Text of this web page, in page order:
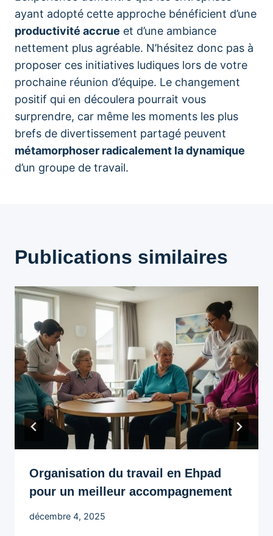
ayant adopté cette approche bénéficient d’une
productivité accrue et d’une ambiance
nettement plus agréable. N’hésitez donc pas à
proposer ces initiatives ludiques lors de votre
prochaine réunion d’équipe. Le changement
positif qui en découlera pourrait vous
surprendre, car même les moments les plus
brefs de divertissement partagé peuvent
métamorphoser radicalement la dynamique
d’un groupe de travail.
Publications similaires
Organisation du travail en Ehpad
pour un meilleur accompagnement
décembre 4, 2025